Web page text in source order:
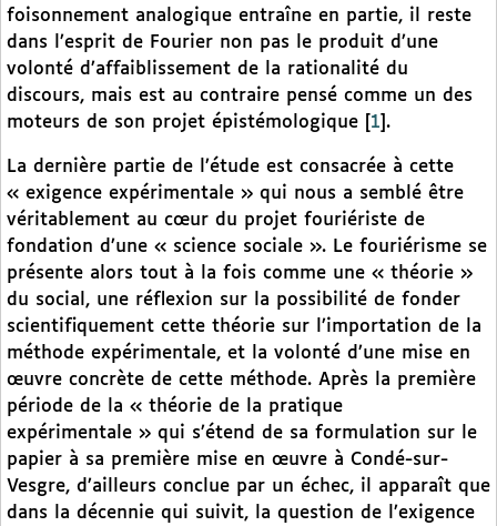
foisonnement analogique entraîne en partie, il reste
dans l’esprit de Fourier non pas le produit d’une
volonté d’affaiblissement de la rationalité du
discours, mais est au contraire pensé comme un des
moteurs de son projet épistémologique
1 .
La dernière partie de l’étude est consacrée à cette
« exigence expérimentale » qui nous a semblé être
véritablement au cœur du projet fouriériste de
fondation d’une « science sociale ». Le fouriérisme se
présente alors tout à la fois comme une « théorie »
du social, une réflexion sur la possibilité de fonder
scientifiquement cette théorie sur l’importation de la
méthode expérimentale, et la volonté d’une mise en
œuvre concrète de cette méthode. Après la première
période de la « théorie de la pratique
expérimentale » qui s’étend de sa formulation sur le
papier à sa première mise en œuvre à Condé-sur-
Vesgre, d’ailleurs conclue par un échec, il apparaît que
dans la décennie qui suivit, la question de l’exigence